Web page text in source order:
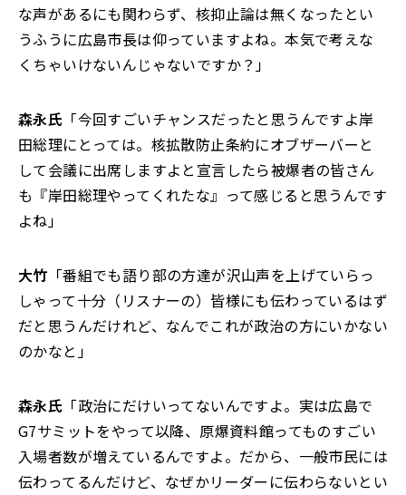
な声があるにも関わらず、核抑止論は無くなったとい
うふうに広島市長は仰っていますよね。本気で考えな
くちゃいけないんじゃないですか？」
森永氏 「今回すごいチャンスだったと思うんですよ岸
田総理にとっては。核拡散防止条約にオブザーバーと
して会議に出席しますよと宣言したら被爆者の皆さん
も『岸田総理やってくれたな』って感じると思うんです
よね」
大竹 「番組でも語り部の方達が沢山声を上げていらっ
しゃって十分（リスナーの）皆様にも伝わっているはず
だと思うんだけれど、なんでこれが政治の方にいかない
のかなと」
森永氏 「政治にだけいってないんですよ。実は広島で
G7サミットをやって以降、原爆資料館ってものすごい
入場者数が増えているんですよ。だから、一般市民には
伝わってるんだけど、なぜかリーダーに伝わらないとい